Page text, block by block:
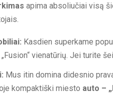
apima absoliučiai visą
Kasdien superkame
vienatūrių. Jei turite
Mus itin domina didesnio
kompaktiški miesto auto –